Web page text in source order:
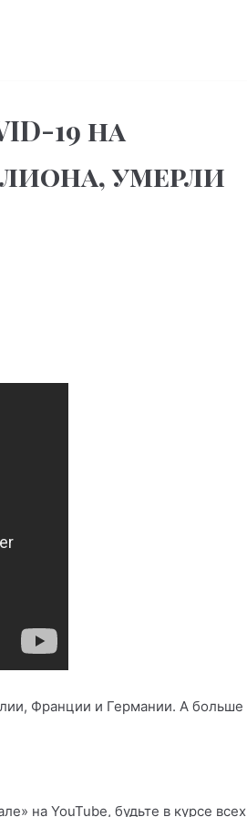
19 на
умерли
Франции и Германии. А больше
на YouTube, будьте в курсе всех